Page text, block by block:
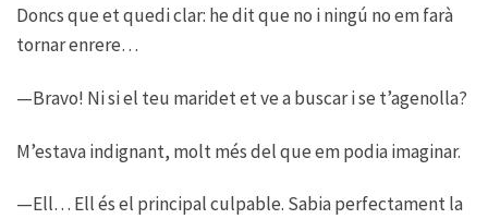
Doncs que et quedi clar: he dit que no i ningú no em farà
tornar enrere…
—Bravo! Ni si el teu maridet et ve a buscar i se t’agenolla?
M’estava indignant, molt més del que em podia imaginar.
—Ell… Ell és el principal culpable. Sabia perfectament la